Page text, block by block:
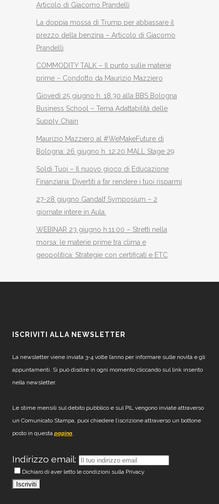
Articolo di Giacomo Prandelli
La doppia mossa di Trump per abbassare il
prezzo della benzina – Articolo di Giacomo
Prandelli
COMMODITY TALK – Il punto sulle materie
prime – Condotto da Maurizio Mazziero
Giovedì 25 giugno h. 18.30 alla BBS Bologna
Business School – Tema Adattabilità delle
Supply Chain
Maurizio Mazziero al #WeMakeFuture di
Bologna: 26 giugno h. 12.20 MALL Stage 29
Soldi Tuoi – Il nuovo gioco di Educazione
Finanziaria: Divertiti a far rendere i tuoi risparmi
27-28 giugno Gandalf Symposium – 2
giornate intere in Aula.
WEBINAR 23 giugno h.11.00 – Stretti nella
morsa: le materie prime tra clima e
geopolitica. Strategie con certificati e ETC
ISCRIVITI ALLA NEWSLETTER
La newsletter viene inviata 3-4 volte l’anno per informare sulle novità e gli
appuntamenti. Si può disdire in ogni momento cliccando sul link inserito
nella newsletter.
Le stime mensili sul debito pubblico e sul PIL vengono inviate attraverso
un Comunicato Stampa, puoi chiedere l’iscrizione attraverso un bottone
posto in questa pagina.
Indirizzo email:
Dichiaro di aver letto le condizioni sulla Privacy